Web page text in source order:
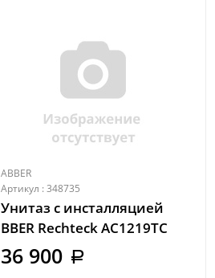
ABBER
Артикул : 348735
Унитаз с инсталляцией
BBER Rechteck AC1219TC
белый, с закрытым дном
и кнопкой AC0120 хром
36 900 a